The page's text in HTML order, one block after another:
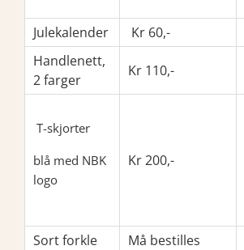
Julekalender Kr 60,-
Handlenett,
2 farger
Kr 110,-
T-skjorter
blå med NBK
logo
Kr 200,-
Sort forkle
Må bestilles